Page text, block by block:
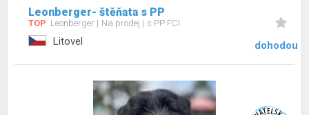
Leonberger- štěňata s PP
TOP Leonberger Na prodej s PP FCI
Litovel dohodou